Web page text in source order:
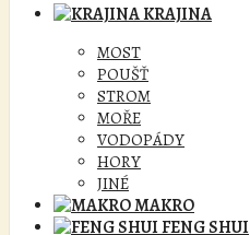
KRAJINA
MOST
POUŠŤ
STROM
MOŘE
VODOPÁDY
HORY
JINÉ
MAKRO
FENG SHUI